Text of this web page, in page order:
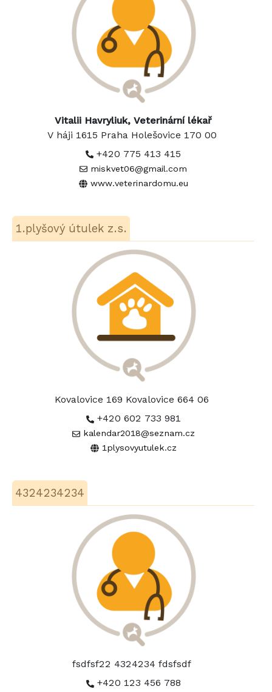
Vitalii Havryliuk, Veterinární lékař
V háji 1615 Praha Holešovice 170 00
+420 775 413 415
miskvet06@gmail.com
www.veterinardomu.eu
1.plyšový útulek z.s.
Kovalovice 169 Kovalovice 664 06
+420 602 733 981
kalendar2018@seznam.cz
1plysovyutulek.cz
4324234234
fsdfsf22 4324234 fdsfsdf
+420 123 456 788